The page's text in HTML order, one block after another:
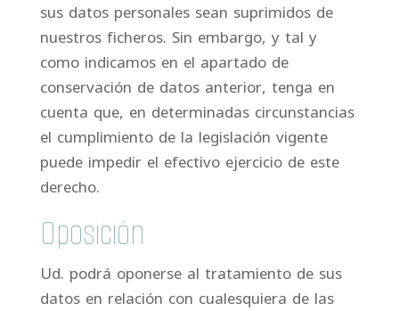
sus datos personales sean suprimidos de
nuestros ficheros. Sin embargo, y tal y
como indicamos en el apartado de
conservación de datos anterior, tenga en
cuenta que, en determinadas circunstancias
el cumplimiento de la legislación vigente
puede impedir el efectivo ejercicio de este
derecho.
Oposición
Ud. podrá oponerse al tratamiento de sus
datos en relación con cualesquiera de las